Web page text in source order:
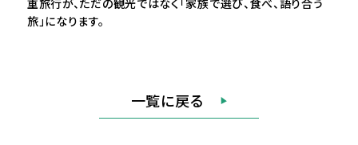
重旅行が、ただの観光ではなく「家族で選び、食べ、語り合う
旅」になります。
一覧に戻る